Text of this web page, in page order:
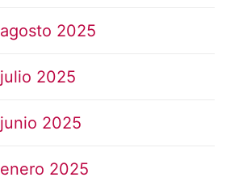
agosto 2025
julio 2025
junio 2025
enero 2025